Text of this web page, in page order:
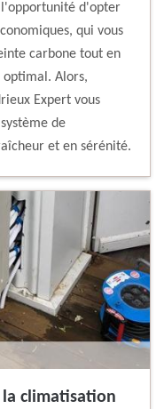
l'opportunité d'opter
qui vous
carbone tout en
Alors,
Expert vous
de
et en sérénité.
climatisation